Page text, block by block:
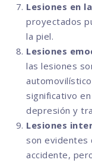
Lesiones en
proyectados
la piel.
Lesiones
las lesiones
significativo
depresión y
Lesiones
son evidentes
accidente,